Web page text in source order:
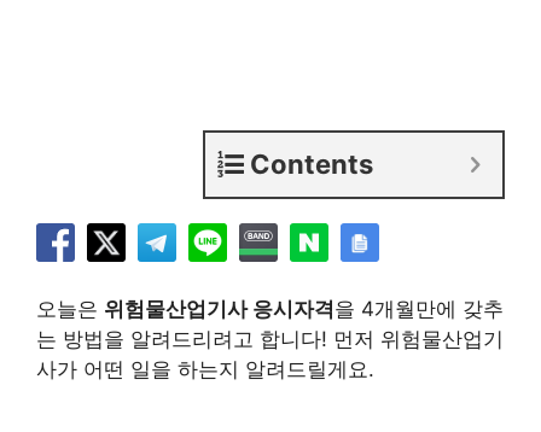
Contents
오늘은 위험물산업기사 응시자격을 4개월만에 갖추
는 방법을 알려드리려고 합니다! 먼저 위험물산업기
사가 어떤 일을 하는지 알려드릴게요.